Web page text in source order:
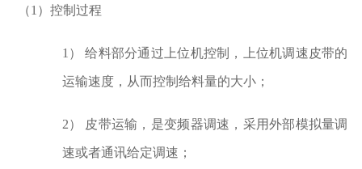
（1）控制过程
1）给料部分通过上位机控制，上位机调速皮带的
运输速度，从而控制给料量的大小；
2） 皮带运输，是变频器调速，采用外部模拟量调
速或者通讯给定调速；